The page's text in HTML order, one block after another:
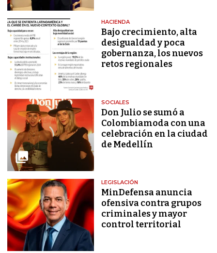
HACIENDA
Bajo crecimiento, alta
desigualdad y poca
gobernanza, los nuevos
retos regionales
SOCIALES
Don Julio se sumó a
Colombiamoda con una
celebración en la ciudad
de Medellín
LEGISLACIÓN
MinDefensa anuncia
ofensiva contra grupos
criminales y mayor
control territorial